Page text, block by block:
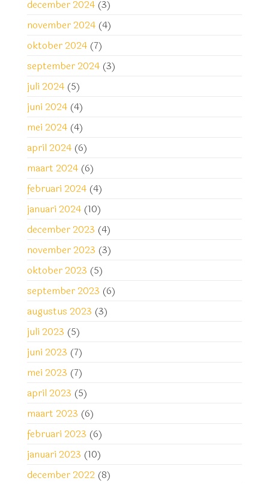
december 2024 (3)
november 2024 (4)
oktober 2024 (7)
september 2024 (3)
juli 2024 (5)
juni 2024 (4)
mei 2024 (4)
april 2024 (6)
maart 2024 (6)
februari 2024 (4)
januari 2024 (10)
december 2023 (4)
november 2023 (3)
oktober 2023 (5)
september 2023 (6)
augustus 2023 (3)
juli 2023 (5)
juni 2023 (7)
mei 2023 (7)
april 2023 (5)
maart 2023 (6)
februari 2023 (6)
januari 2023 (10)
december 2022 (8)